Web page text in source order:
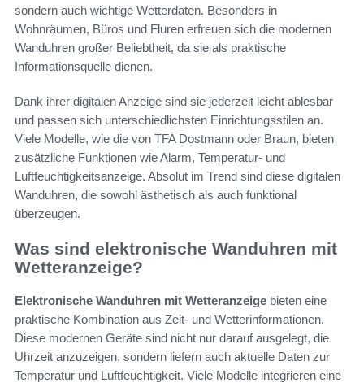
sondern auch wichtige Wetterdaten. Besonders in
Wohnräumen, Büros und Fluren erfreuen sich die modernen
Wanduhren großer Beliebtheit, da sie als praktische
Informationsquelle dienen.
Dank ihrer digitalen Anzeige sind sie jederzeit leicht ablesbar
und passen sich unterschiedlichsten Einrichtungsstilen an.
Viele Modelle, wie die von TFA Dostmann oder Braun, bieten
zusätzliche Funktionen wie Alarm, Temperatur- und
Luftfeuchtigkeitsanzeige. Absolut im Trend sind diese digitalen
Wanduhren, die sowohl ästhetisch als auch funktional
überzeugen.
Was sind elektronische Wanduhren mit
Wetteranzeige?
Elektronische Wanduhren mit Wetteranzeige bieten eine
praktische Kombination aus Zeit- und Wetterinformationen.
Diese modernen Geräte sind nicht nur darauf ausgelegt, die
Uhrzeit anzuzeigen, sondern liefern auch aktuelle Daten zur
Temperatur und Luftfeuchtigkeit. Viele Modelle integrieren eine